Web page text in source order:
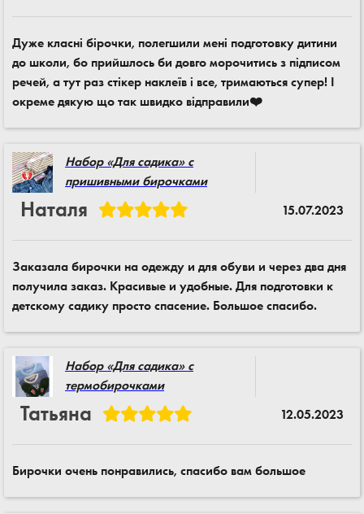
Дуже класні бірочки, полегшили мені подготовку дитини
до школи, бо прийшлось би довго морочитись з підписом
речей, а тут раз стікер наклеїв і все, тримаються супер! І
окреме дякую що так швидко відправили❤️
Набор «Для садика» с
пришивными бирочками
Наталя 15.07.2023
Заказала бирочки на одежду и для обуви и через два дня
получила заказ. Красивые и удобные. Для подготовки к
детскому садику просто спасение. Большое спасибо.
Набор «Для садика» с
термобирочками
Татьяна 12.05.2023
Бирочки очень понравились, спасибо вам большое